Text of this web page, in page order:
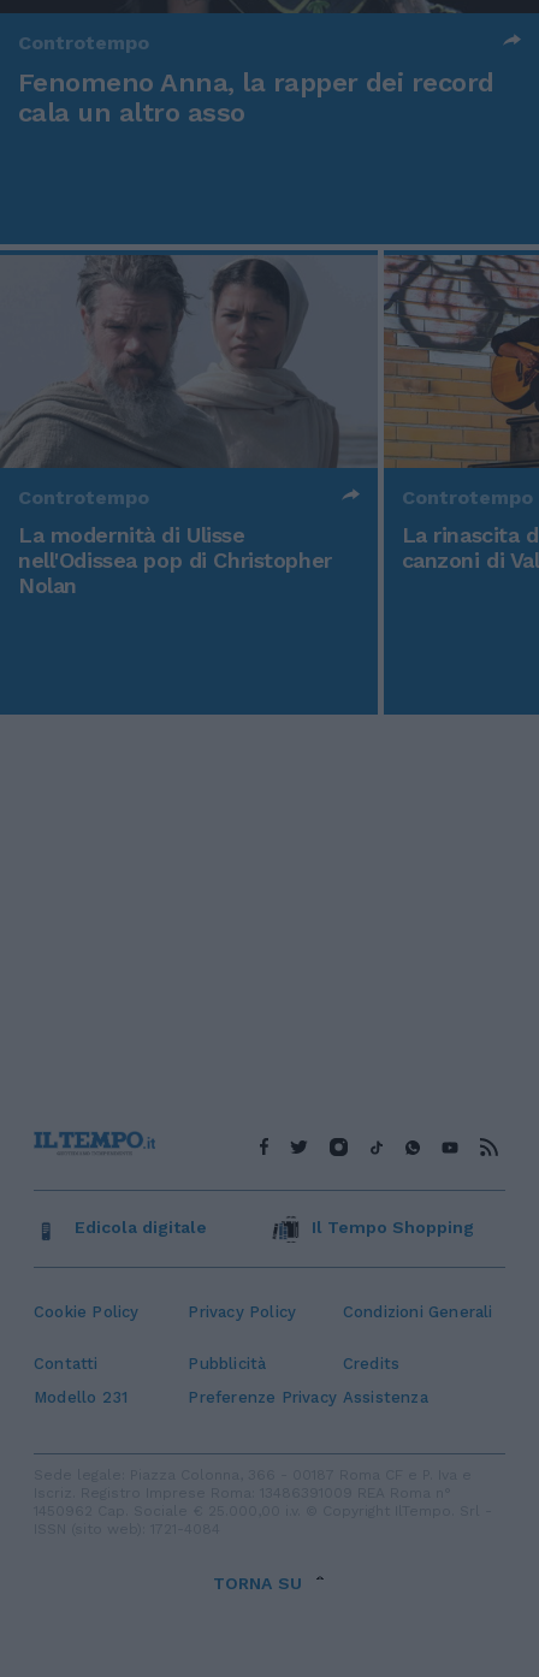
Controtempo
Fenomeno Anna, la rapper dei record
cala un altro asso
Controtempo
La modernità di Ulisse
nell'Odissea pop di Christopher
Nolan
Controtempo
La rinascita
canzoni di
Cookie Policy Privacy Policy Condizioni Generali
Contatti Pubblicità
Credits
Modello 231
Preferenze Privacy Assistenza
Edicola digitale Il Tempo Shopping
TORNA SU